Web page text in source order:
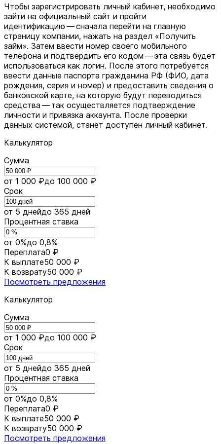
Чтобы зарегистрировать личный кабинет, необходимо
зайти на официальный сайт и пройти
идентификацию — сначала перейти на главную
страницу компании, нажать на раздел «Получить
займ». Затем ввести номер своего мобильного
телефона и подтвердить его кодом — эта связь будет
использоваться как логин. После этого потребуется
ввести данные паспорта гражданина РФ (ФИО, дата
рождения, серия и номер) и предоставить сведения о
банковской карте, на которую будут переводиться
средства — так осуществляется подтверждение
личности и привязка аккаунта. После проверки
данных системой, станет доступен личный кабинет.
Калькулятор
Сумма
от 1 000 ₽до 100 000 ₽
Срок
от 5 днейдо 365 дней
Процентная ставка
от 0%до 0,8%
Переплата0 ₽
К выплате50 000 ₽
К возврату50 000 ₽
Посмотреть предложения
Калькулятор
Сумма
от 1 000 ₽до 100 000 ₽
Срок
от 5 днейдо 365 дней
Процентная ставка
от 0%до 0,8%
Переплата0 ₽
К выплате50 000 ₽
К возврату50 000 ₽
Посмотреть предложения